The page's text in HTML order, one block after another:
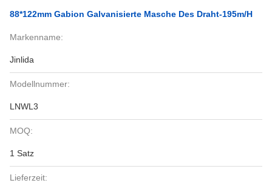
88*122mm Gabion Galvanisierte Masche Des Draht-195m/h
Markenname:
Jinlida
Modellnummer:
LNWL3
MOQ:
1 Satz
Lieferzeit: